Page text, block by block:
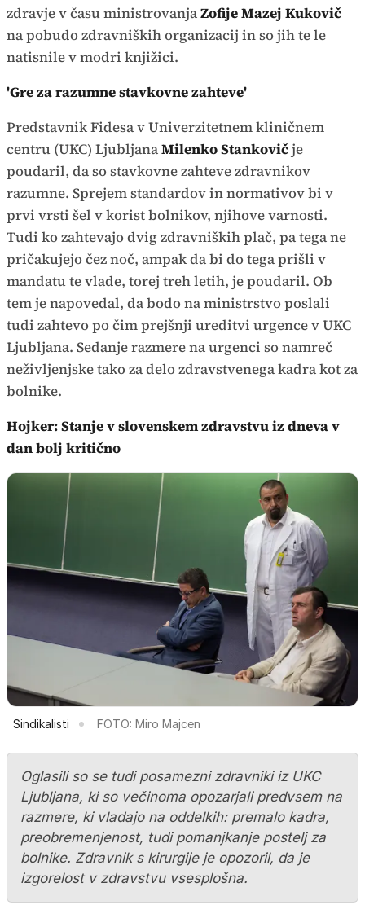
zdravje v času ministrovanjaZofije Mazej Kukovič
na pobudo zdravniških organizacij in so jih te le
natisnile v modri knjižici.
'Gre za razumne stavkovne zahteve'
Predstavnik Fidesa v Univerzitetnem kliničnem
centru (UKC) LjubljanaMilenko Stankovičje
poudaril, da so stavkovne zahteve zdravnikov
razumne. Sprejem standardov in normativov bi v
prvi vrsti šel v korist bolnikov, njihove varnosti.
Tudi ko zahtevajo dvig zdravniških plač, pa tega ne
pričakujejo čez noč, ampak da bi do tega prišli v
mandatu te vlade, torej treh letih, je poudaril. Ob
tem je napovedal, da bodo na ministrstvo poslali
tudi zahtevo po čim prejšnji ureditvi urgence v UKC
Ljubljana. Sedanje razmere na urgenci so namreč
neživljenjske tako za delo zdravstvenega kadra kot za
bolnike.
Hojker: Stanje v slovenskem zdravstvu iz dneva v
dan bolj kritično
Sindikalisti FOTO: Miro Majcen
Oglasili so se tudi posamezni zdravniki iz UKC
Ljubljana, ki so večinoma opozarjali predvsem na
razmere, ki vladajo na oddelkih: premalo kadra,
preobremenjenost, tudi pomanjkanje postelj za
bolnike. Zdravnik s kirurgije je opozoril, da je
izgorelost v zdravstvu vsesplošna.